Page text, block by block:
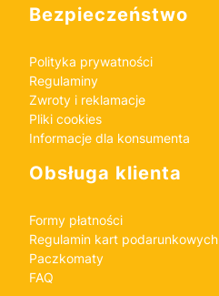
Bezpieczeństwo
Polityka prywatności
Regulaminy
Zwroty i reklamacje
Pliki cookies
Informacje dla konsumenta
Obsługa klienta
Formy płatności
Regulamin kart podarunkowych
Paczkomaty
FAQ